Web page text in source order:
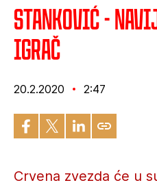
Stanković -
igrač
20.2.2020 2:47
Crvena zvezda će u